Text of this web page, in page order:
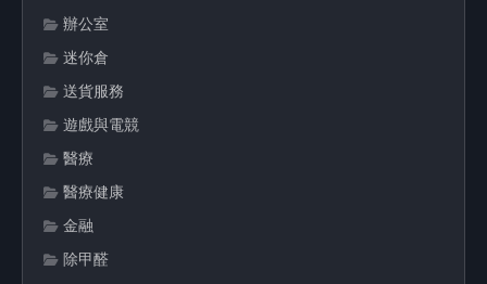
辦公室
迷你倉
送貨服務
遊戲與電競
醫療
醫療健康
金融
除甲醛